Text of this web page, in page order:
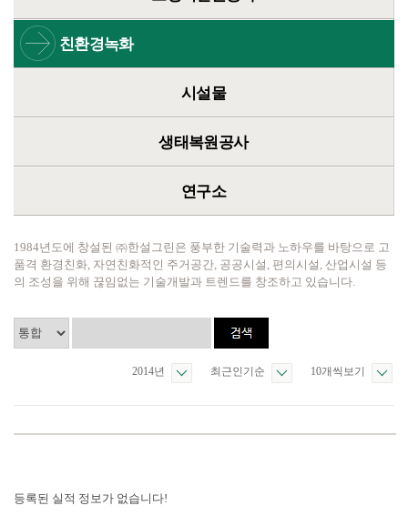
친환경녹화
시설물
생태복원공사
연구소
1984년도에 창설된 ㈜한설그린은 풍부한 기술력과 노하우를 바탕으로 고
품격 환경친화, 자연친화적인 주거공간, 공공시설, 편의시설, 산업시설 등
의 조성을 위해 끊임없는 기술개발과 트렌드를 창조하고 있습니다.
10개씩보기
최근인기순
2014년
등록된 실적 정보가 없습니다!